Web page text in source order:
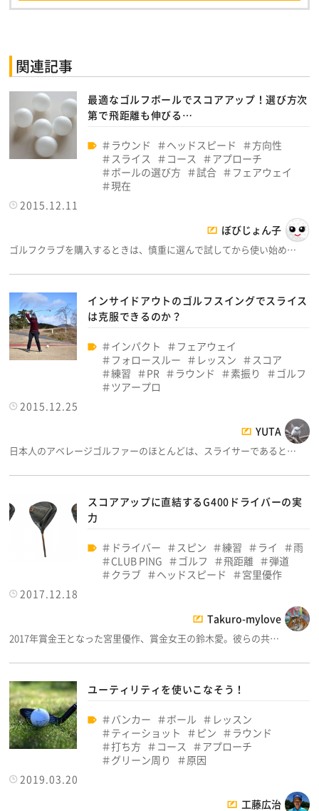
関連記事
最適なゴルフボールでスコアアップ！選び方次
第で飛距離も伸びる…
ラウンド ヘッドスピード
方向性
スライス
コース
アプローチ
ボールの選び方
試合
フェアウェイ
現在
2015.12.11
ぼびじょん子
ゴルフクラブを購入するときは、慎重に選んで試してから使い始め…
インサイドアウトのゴルフスイングでスライス
は克服できるのか？
インパクト
フェアウェイ
フォロースルー
レッスン
スコア
練習
PR ラウンド 素振り
ゴルフ
ツアープロ
2015.12.25
YUTA
日本人のアベレージゴルファーのほとんどは、スライサーであると…
スコアアップに直結するG400ドライバーの実
力
ドライバー スピン 練習 ライ
雨
CLUB PING
ゴルフ 飛距離
弾道
クラブ
ヘッドスピード
宮里優作
2017.12.18
Takuro-mylove
2017年賞金王となった宮里優作、賞金女王の鈴木愛。彼らの共…
ユーティリティを使いこなそう！
バンカー ボール
レッスン
ティーショット
ピン
ラウンド
打ち方
コース
アプローチ
グリーン周り
原因
2019.03.20
工藤広治